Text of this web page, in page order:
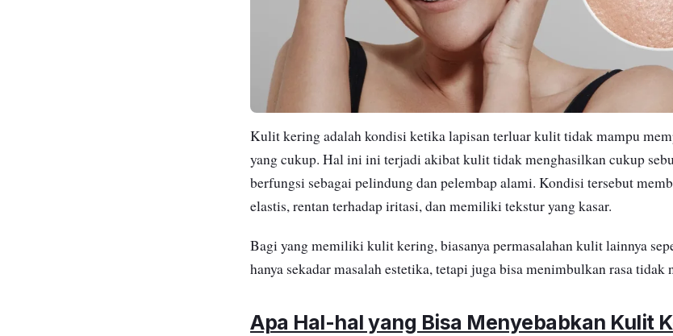
Kulit kering adalah kondisi ketika lapisan terluar kulit tidak mampu
yang cukup. Hal ini ini terjadi akibat kulit tidak menghasilkan cukup
berfungsi sebagai pelindung dan pelembap alami. Kondisi tersebut
elastis, rentan terhadap iritasi, dan memiliki tekstur yang kasar.
Bagi yang memiliki kulit kering, biasanya permasalahan kulit lainnya
hanya sekadar masalah estetika, tetapi juga bisa menimbulkan rasa tidak
Apa Hal-hal yang Bisa Menyebabkan Kulit